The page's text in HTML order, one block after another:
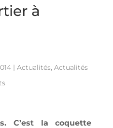
à
| Actualités, Actualités
C’est la coquette